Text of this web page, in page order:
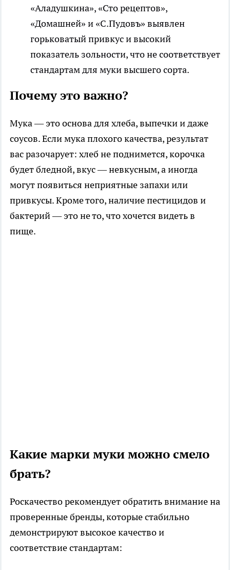
«Аладушкина», «Сто рецептов»,
«Домашней» и «С.Пудовъ» выявлен
горьковатый привкус и высокий
показатель зольности, что не соответствует
стандартам для муки высшего сорта.
Почему это важно?
Мука — это основа для хлеба, выпечки и даже
соусов. Если мука плохого качества, результат
вас разочарует: хлеб не поднимется, корочка
будет бледной, вкус — невкусным, а иногда
могут появиться неприятные запахи или
привкусы. Кроме того, наличие пестицидов и
бактерий — это не то, что хочется видеть в
пище.
Какие марки муки можно смело
брать?
Роскачество рекомендует обратить внимание на
проверенные бренды, которые стабильно
демонстрируют высокое качество и
соответствие стандартам: